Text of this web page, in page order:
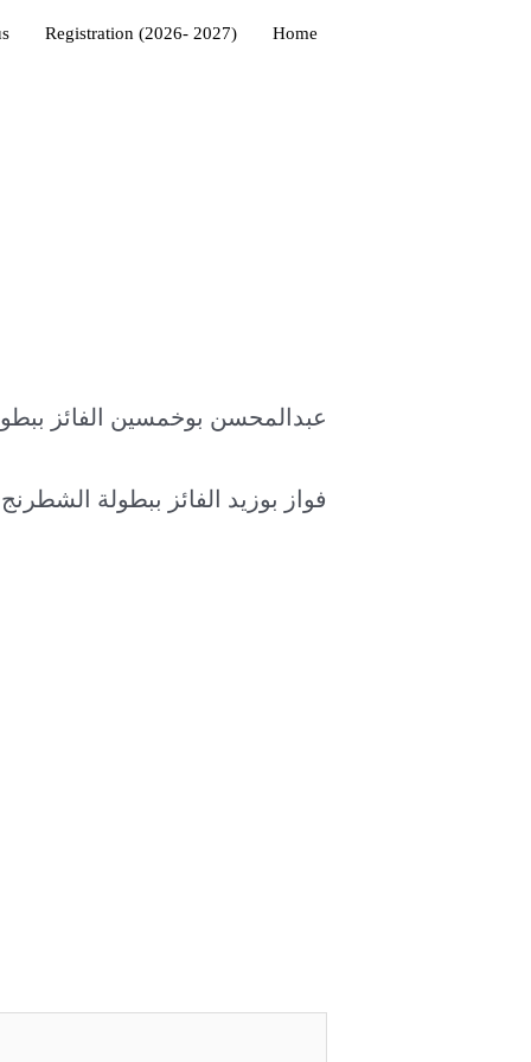
Registration (2026- 2027) Home
عبدالمحسن بوخمسين الفائز
فواز بوزيد الفائز ببطولة